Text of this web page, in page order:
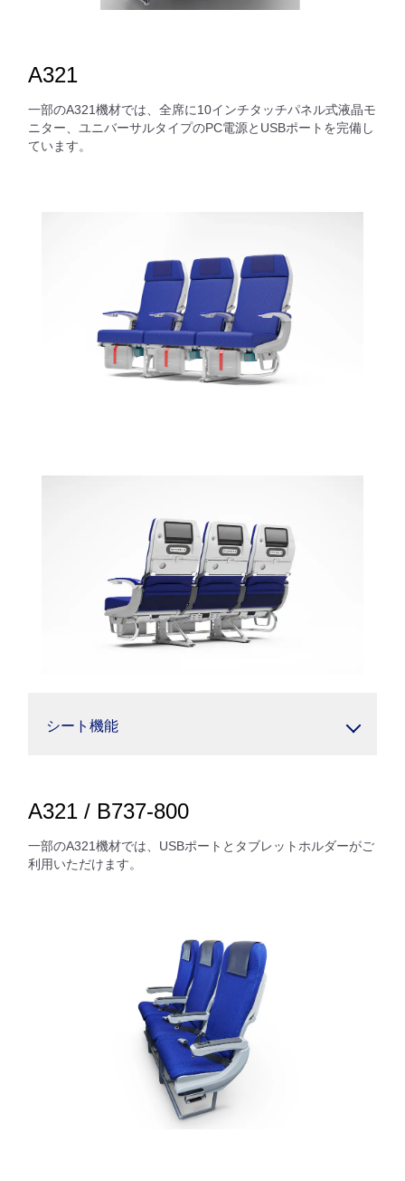
A321
一部のA321機材では、全席に10インチタッチパネル式液晶モ
ニター、ユニバーサルタイプのPC電源とUSBポートを完備し
ています。
シート機能
A321 / B737-800
一部のA321機材では、USBポートとタブレットホルダーがご
利用いただけます。